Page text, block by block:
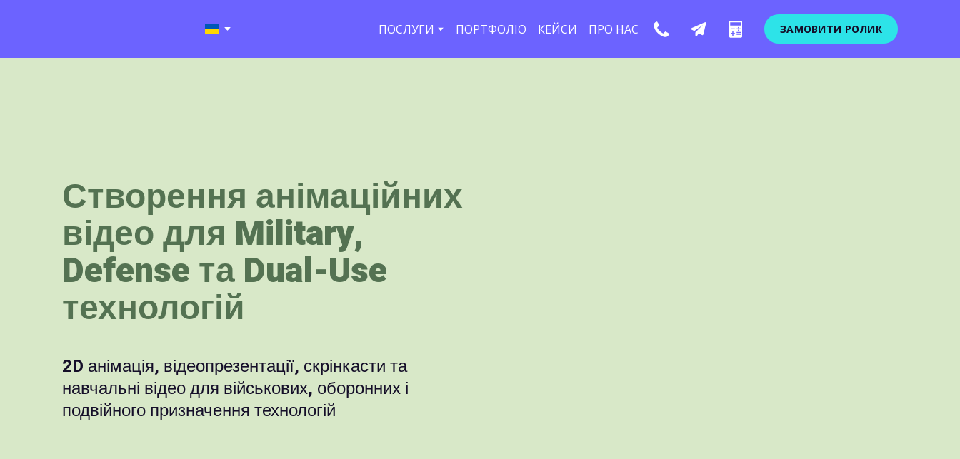
ПОСЛУГИ ПОРТФОЛІО КЕЙСИ ПРО НАС ЗАМОВИТИ РОЛИК
Створення анімаційних
відео для Military,
Defense та Dual-Use
технологій
2D анімація, відеопрезентації, скрінкасти та
навчальні відео для військових, оборонних і
подвійного призначення технологій